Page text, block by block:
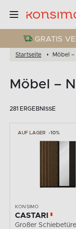
GRATIS
Startseite Möbel –
Möbel –
281 ERGEBNISSE
AUF LAGER -10%
KONSIMO
CASTARI